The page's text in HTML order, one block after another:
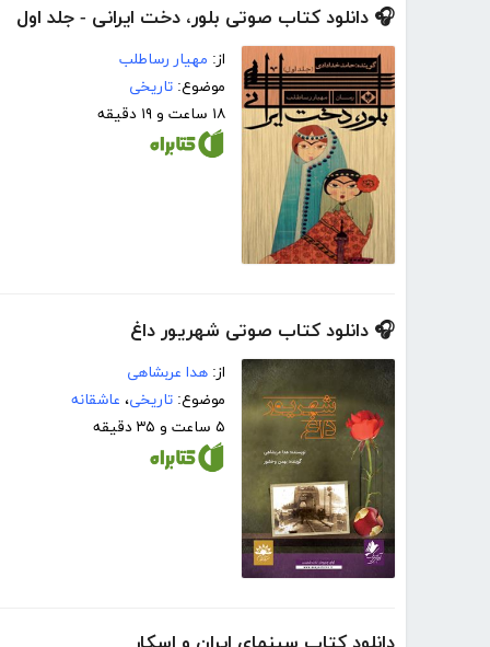
🎧 دانلود کتاب صوتی بلور، دخت ایرانی - جلد اول
از: مهیار رساطلب
موضوع: تاریخی
۱۸ ساعت و ۱۹ دقیقه
🎧 دانلود کتاب صوتی شهریور داغ
از: هدا عربشاهی
موضوع: تاریخی، عاشقانه
۵ ساعت و ۳۵ دقیقه